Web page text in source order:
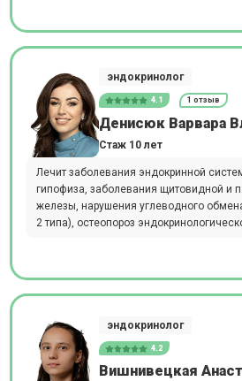
эндокринолог
4.1 1 отзыв
Денисюк Варвара
Стаж 10 лет
Лечит заболевания эндокринной
гипофиза, заболевания щитовидной и
железы, нарушения углеводного
2 типа), остеопороз
эндокринолог
4.2
Вишнивецкая